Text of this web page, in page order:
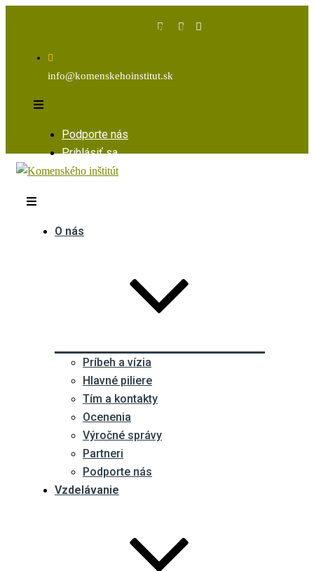
InstagramYoutube
info@komenskehoinstitut.sk
Podporte nás
Prihlásiť sa
O nás
Príbeh a vízia
Hlavné piliere
Tím a kontakty
Ocenenia
Výročné správy
Partneri
Podporte nás
Vzdelávanie